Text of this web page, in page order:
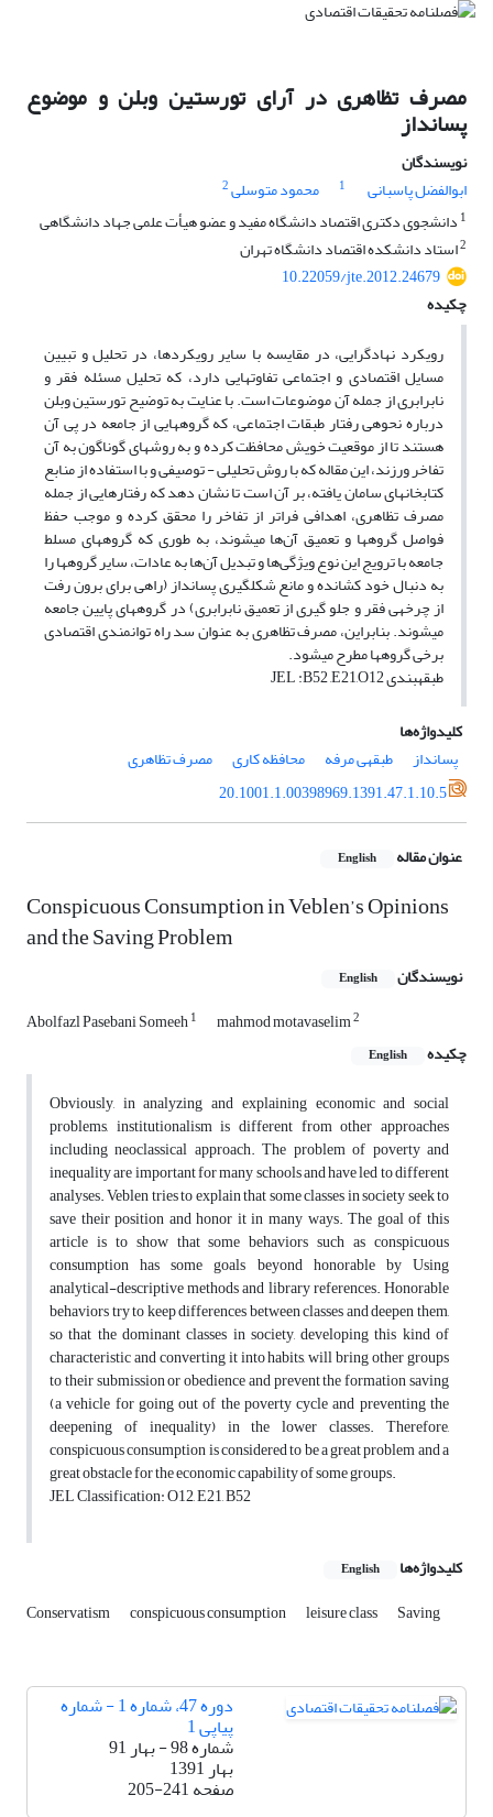
مصرف تظاهری در آرای تورستین وبلن و موضوع
پس‎انداز
نویسندگان
ابوالفضل پاسبانی
1 محمود متوسلی2
1 دانشجوی دکتری اقتصاد دانشگاه مفید و عضو هیأت علمی جهاد دانشگاهی
2استاد دانشکده اقتصاد دانشگاه تهران
10.22059/jte.2012.24679
چکیده
رویکرد نهادگرایی، در مقایسه با سایر رویکردها، در تحلیل و تبیین
مسایل اقتصادی و اجتماعی تفاوت‎هایی دارد، که تحلیل مسئله فقر و
نابرابری از جمله آن موضوعات است. با عنایت به توضیح تورستین وبلن
درباره نحوه‎ی رفتار طبقات اجتماعی، که گروه‎هایی از جامعه در پی آن
هستند تا از موقعیت خویش محافظت کرده و به روش‎های گوناگون به آن
تفاخر ورزند، این مقاله که با روش تحلیلی - توصیفی و با استفاده از منابع
کتابخانه‎ای سامان یافته، بر آن است تا نشان دهد که رفتارهایی از جمله
مصرف تظاهری، اهدافی فراتر از تفاخر را محقق کرده و موجب حفظ
فواصل گروه‎ها و تعمیق آن‌ها می‎شوند، به طوری که گروه‎های مسلط
جامعه با ترویج این نوع ویژگی‌ها و تبدیل آن‌ها به عادات، سایر گروه‎ها را
به دنبال خود کشانده و مانع شکل‎گیری پس‎انداز (راهی برای برون رفت
از چرخه‎ی فقر و جلو گیری از تعمیق نابرابری) در گروه‎های پایین جامعه
می‎شوند. بنابراین، مصرف تظاهری به عنوان سد راه توانمندی اقتصادی
برخی گروه‎ها مطرح می‎شود.
طبقه‎بندی JEL :B52 ,E21,O12
کلیدواژه‌ها
پس‎انداز
طبقه‎ی مرفه محافظه کاری
مصرف تظاهری
20.1001.1.00398969.1391.47.1.10.5
عنوان مقاله English
Conspicuous Consumption in Veblen’s Opinions
and the Saving Problem
نویسندگان English
Abolfazl Pasebani Someeh1 mahmod motavaselim2
چکیده English
Obviously, in analyzing and explaining economic and social
problems, institutionalism is different from other approaches
including neoclassical approach. The problem of poverty and
inequality are important for many schools and have led to different
analyses. Veblen tries to explain that some classes in society seek to
save their position and honor it in many ways. The goal of this
article is to show that some behaviors such as conspicuous
consumption has some goals beyond honorable by Using
analytical-descriptive methods and library references. Honorable
behaviors try to keep differences between classes and deepen them,
so that the dominant classes in society, developing this kind of
characteristic and converting it into habits, will bring other groups
to their submission or obedience and prevent the formation saving
(a vehicle for going out of the poverty cycle and preventing the
deepening of inequality) in the lower classes. Therefore,
conspicuous consumption is considered to be a great problem and a
great obstacle for the economic capability of some groups.
JEL Classification: O12, E21, B52
کلیدواژه‌ها English
Conservatism conspicuous consumption leisure class Saving
دوره 47، شماره 1 - شماره
پیاپی 1
شماره 98 - بهار 91
بهار 1391
صفحه205-241